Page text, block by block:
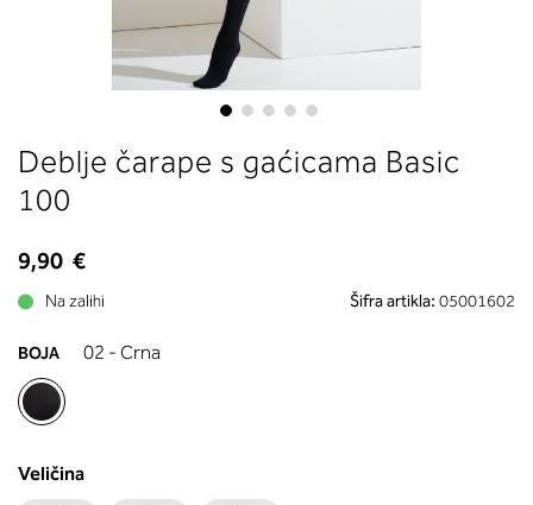
to
the
images
Deblje čarape s gaćicama Basic
100
9,90 €
Na zalihi Šifra artikla: 05001602
BOJA 02 - Crna
Veličina
ustreza vaši meri (A, B …) – iščite v
stolpcu, ki ste ga določili s
obsegom.